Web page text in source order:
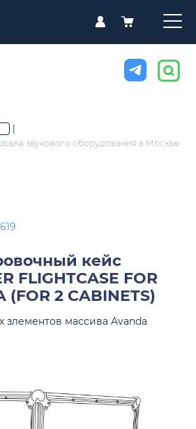
звукового оборудования в Москве
кейс
FLIGHTCASE FOR
(FOR 2 CABINETS)
злементов массива Avanda